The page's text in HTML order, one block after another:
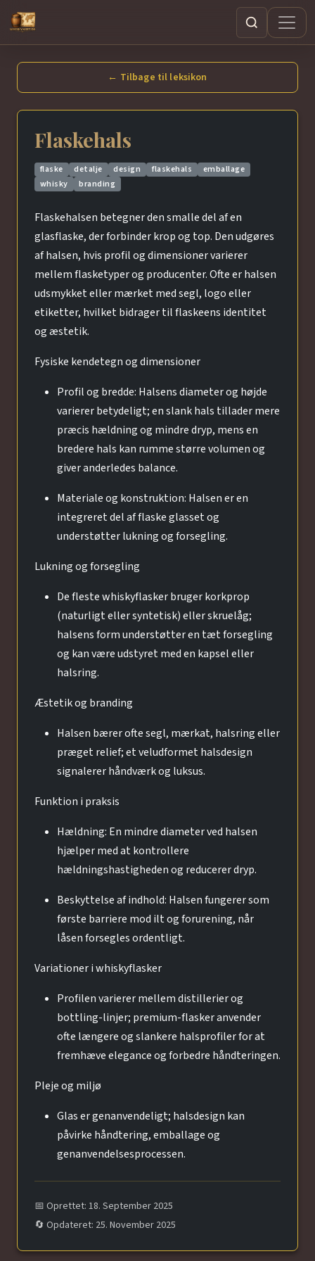
Søg
← Tilbage til leksikon
Flaskehals
flaske detalje design flaskehals
emballage
whisky
branding
Flaskehalsen betegner den smalle del af en
glasflaske, der forbinder krop og top. Den udgøres
af halsen, hvis profil og dimensioner varierer
mellem flasketyper og producenter. Ofte er halsen
udsmykket eller mærket med segl, logo eller
etiketter, hvilket bidrager til flaskeens identitet
og æstetik.
Fysiske kendetegn og dimensioner
Profil og bredde: Halsens diameter og højde
varierer betydeligt; en slank hals tillader mere
præcis hældning og mindre dryp, mens en
bredere hals kan rumme større volumen og
giver anderledes balance.
Materiale og konstruktion: Halsen er en
integreret del af flaske glasset og
understøtter lukning og forsegling.
Lukning og forsegling
De fleste whiskyflasker bruger korkprop
(naturligt eller syntetisk) eller skruelåg;
halsens form understøtter en tæt forsegling
og kan være udstyret med en kapsel eller
halsring.
Æstetik og branding
Halsen bærer ofte segl, mærkat, halsring eller
præget relief; et veludformet halsdesign
signalerer håndværk og luksus.
Funktion i praksis
Hældning: En mindre diameter ved halsen
hjælper med at kontrollere
hældningshastigheden og reducerer dryp.
Beskyttelse af indhold: Halsen fungerer som
første barriere mod ilt og forurening, når
låsen forsegles ordentligt.
Variationer i whiskyflasker
Profilen varierer mellem distillerier og
bottling-linjer; premium-flasker anvender
ofte længere og slankere halsprofiler for at
fremhæve elegance og forbedre håndteringen.
Pleje og miljø
Glas er genanvendeligt; halsdesign kan
påvirke håndtering, emballage og
genanvendelsesprocessen.
📅 Oprettet: 18. September 2025
🔄 Opdateret: 25. November 2025